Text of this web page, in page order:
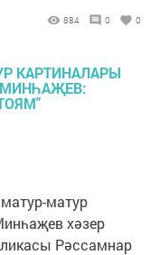
884 0 0
матур
хәзер
Рәссамнар